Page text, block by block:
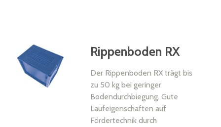
Rippenboden RX
Der Rippenboden RX trägt bis
zu 50 kg bei geringer
Bodendurchbiegung. Gute
Laufeigenschaften auf
Fördertechnik durch